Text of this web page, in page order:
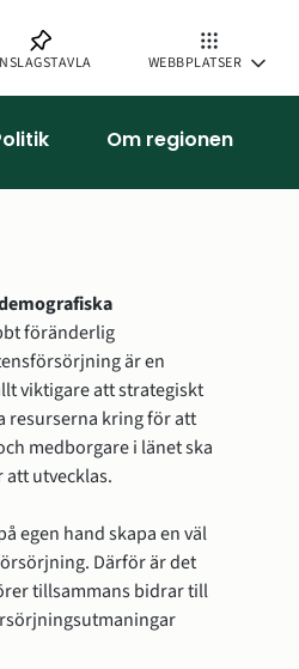
WEBBPLATSER
Om regionen
föränderlig
är en
viktigare att strategiskt
resurserna kring för att
medborgare i länet ska
utvecklas.
egen hand skapa en väl
Därför är det
tillsammans bidrar till